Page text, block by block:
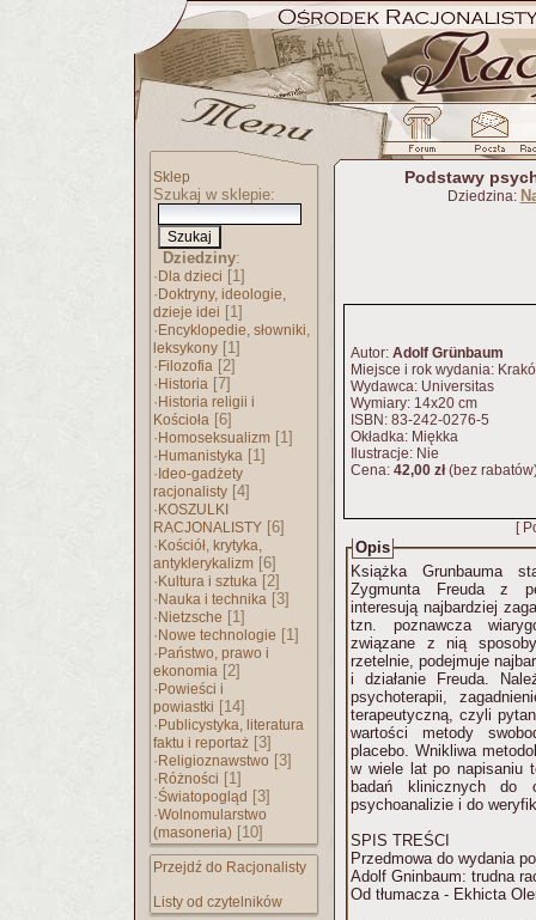
Sklep
Szukaj w sklepie:
Dziedziny:
· Dla dzieci [1]
· Doktryny, ideologie,
dzieje idei [1]
· Encyklopedie, słowniki,
leksykony [1]
· Filozofia [2]
· Historia [7]
· Historia religii i
Kościoła [6]
· Homoseksualizm [1]
· Humanistyka [1]
· Ideo-gadżety
racjonalisty [4]
· KOSZULKI
RACJONALISTY [6]
· Kościół, krytyka,
antyklerykalizm [6]
· Kultura i sztuka [2]
· Nauka i technika [3]
· Nietzsche [1]
· Nowe technologie [1]
· Państwo, prawo i
ekonomia [2]
· Powieści i
powiastki [14]
· Publicystyka, literatura
faktu i reportaż [3]
· Religioznawstwo [3]
· Różności [1]
·Światopogląd [3]
·Wolnomularstwo
(masoneria) [10]
Przejdź do Racjonalisty
Listy od czytelników
Podstawy
Dziedzina:
Autor: Adolf Grünbaum
Miejsce i rok wydania:
Wydawca: Universitas
Wymiary: 14x20 cm
ISBN: 83-242-0276-5
Okładka: Miękka
Ilustracje: Nie
Cena: 42,00 zł(bez
[
Opis
Książka Grunbauma
Zygmunta Freuda z
interesują najbardziej
tzn. poznawcza
związane z nią
rzetelnie, podejmuje
i działanie Freuda.
psychoterapii,
terapeutyczną, czyli
wartości metody
placebo. Wnikliwa
w wiele lat po napisaniu
badań klinicznych do
psychoanalizie i do
SPIS TREŚCI
Przedmowa do wydania
Adolf Gninbaum: trudna
Od tłumacza - Ekhicta